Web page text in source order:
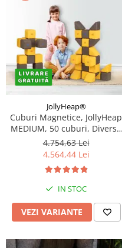
JollyHeap®
Cuburi Magnetice, JollyHeap
MEDIUM, 50 cuburi, Diverse
culori
4.754,63 Lei
4.564,44 Lei
IN STOC
VEZI VARIANTE